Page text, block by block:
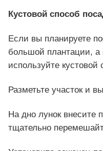
Кустовой способ
Если вы планируете
большой плантации, а
используйте кустовой
Разметьте участок и
На дно лунок внесите
тщательно